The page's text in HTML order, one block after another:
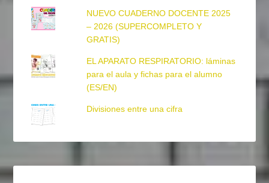
NUEVO CUADERNO DOCENTE 2025
– 2026 (SUPERCOMPLETO Y
GRATIS)
EL APARATO RESPIRATORIO: láminas
para el aula y fichas para el alumno
(ES/EN)
Divisiones entre una cifra